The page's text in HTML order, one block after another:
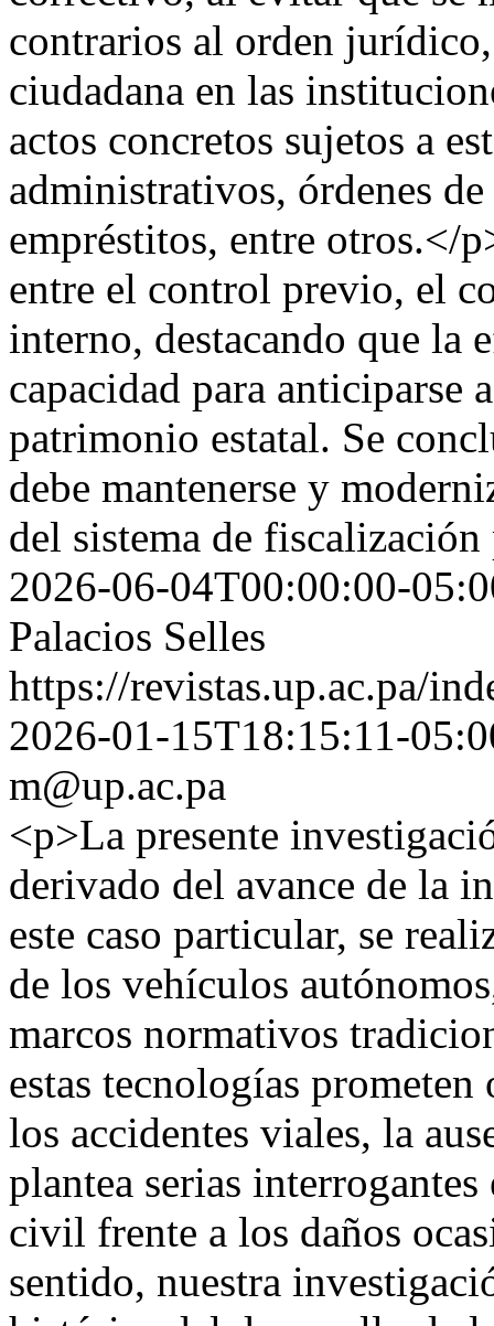
contrarios al orden
ciudadana en las
actos concretos sujetos a
administrativos, órdenes
empréstitos, entre otros.</
entre el control previo, el
interno, destacando que la
capacidad para anticiparse
patrimonio estatal. Se
debe mantenerse y
del sistema de
2026-06-04T00:00:00-
Palacios Selles
https://revistas.up.ac.pa/
2026-01-15T18:15:11-
m@up.ac.pa
<p>La presente
derivado del avance de la
este caso particular, se
de los vehículos
marcos normativos
estas tecnologías
los accidentes viales, la
plantea serias
civil frente a los daños
sentido, nuestra